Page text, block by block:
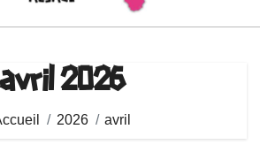
avril 2026
2026 avril